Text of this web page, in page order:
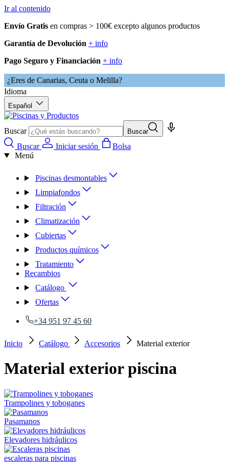
Ir al contenido
Envío Gratis en compras > 100€ excepto algunos productos
Garantía de Devolución + info
Pago Seguro y Financiación + info
¿Eres de Canarias, Ceuta o Melilla?
Idioma
Español
Buscar Buscar
Buscar Iniciar sesión
Bolsa
Menú
Piscinas desmontables
Limpiafondos
Filtración
Climatización
Cubiertas
Productos químicos
Tratamiento
Recambios
Catálogo
Ofertas
+34 951 97 45 60
Inicio Catálogo Accesorios Material exterior
Material exterior piscina
Trampolines y toboganes
Pasamanos
Elevadores hidráulicos
escaleras para piscinas